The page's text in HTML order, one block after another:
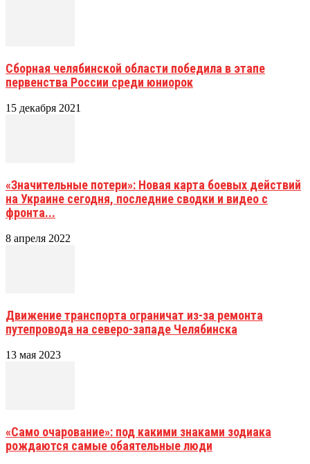
Сборная челябинской области победила в этапе
первенства России среди юниорок
15 декабря 2021
«Значительные потери»: Новая карта боевых действий
на Украине сегодня, последние сводки и видео с
фронта...
8 апреля 2022
Движение транспорта ограничат из-за ремонта
путепровода на северо-западе Челябинска
13 мая 2023
«Само очарование»: под какими знаками зодиака
рождаются самые обаятельные люди